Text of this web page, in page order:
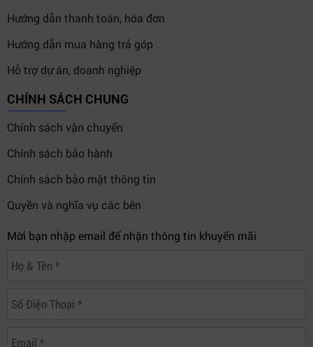
Hướng dẫn thanh toán, hóa đơn
Hướng dẫn mua hàng trả góp
Hỗ trợ dự án, doanh nghiệp
CHÍNH SÁCH CHUNG
Chính sách vận chuyển
Chính sách bảo hành
Chính sách bảo mật thông tin
Quyền và nghĩa vụ các bên
Mời bạn nhập email để nhận thông tin khuyến mãi